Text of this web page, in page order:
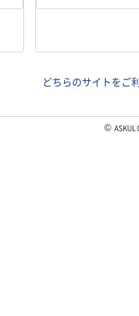
どちらのサイトをご
©